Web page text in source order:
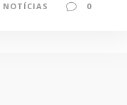
NOTÍCIAS 0